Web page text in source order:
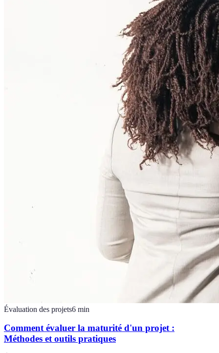
Évaluation des projets6 min
Comment évaluer la maturité d'un projet :
Méthodes et outils pratiques